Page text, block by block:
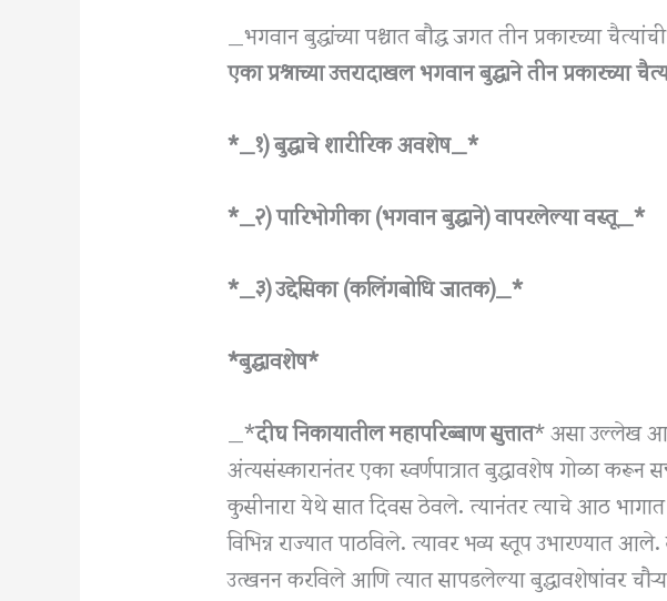
_भगवान बुद्धांच्या पश्चात बौद्ध जगत तीन प्रकारच्या
एका प्रश्नाच्या उत्तरादाखल भगवान बुद्धाने तीन
*_१) बुद्धाचे शारीरिक अवशेष_*
*_२) पारिभोगीका (भगवान बुद्धाने) वापरलेल्या वस्तू_*
*_३) उद्देसिका (कलिंगबोधि जातक)_*
*बुद्धावशेष*
_*दीघ निकायातील महापरिब्बाण सुत्तात* असा उल्लेख
अंत्यसंस्कारानंतर एका स्वर्णपात्रात बुद्धावशेष गोळा
कुसीनारा येथे सात दिवस ठेवले. त्यानंतर त्याचे आठ
विभिन्न राज्यात पाठविले. त्यावर भव्य स्तूप उभारण्यात
उत्खनन करविले आणि त्यात सापडलेल्या बुद्धावशेषांवर